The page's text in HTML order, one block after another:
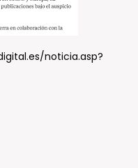
noticia.asp?